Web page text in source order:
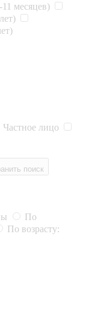
месяцев)
Частное лицо
поиск
По
По возрасту: